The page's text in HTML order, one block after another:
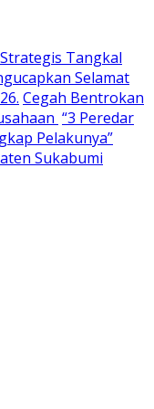
Tangkal
Selamat
Cegah Bentrokan
“3 Peredar
Pelakunya”
Sukabumi